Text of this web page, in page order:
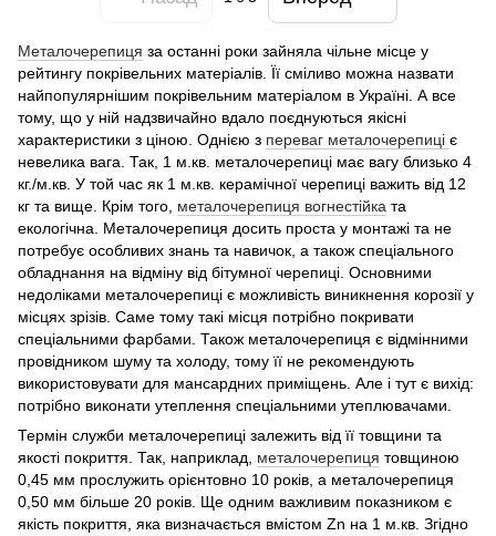
Металочерепиця за останні роки зайняла чільне місце у
рейтингу покрівельних матеріалів. Її сміливо можна назвати
найпопулярнішим покрівельним матеріалом в Україні. А все
тому, що у ній надзвичайно вдало поєднуються якісні
характеристики з ціною. Однією з переваг металочерепиці є
невелика вага. Так, 1 м.кв. металочерепиці має вагу близько 4
кг./м.кв. У той час як 1 м.кв. керамічної черепиці важить від 12
кг та вище. Крім того, металочерепиця вогнестійка та
екологічна. Металочерепиця досить проста у монтажі та не
потребує особливих знань та навичок, а також спеціального
обладнання на відміну від бітумної черепиці. Основними
недоліками металочерепиці є можливість виникнення корозії у
місцях зрізів. Саме тому такі місця потрібно покривати
спеціальними фарбами. Також металочерепиця є відмінними
провідником шуму та холоду, тому її не рекомендують
використовувати для мансардних приміщень. Але і тут є вихід:
потрібно виконати утеплення спеціальними утеплювачами.
Термін служби металочерепиці залежить від її товщини та
якості покриття. Так, наприклад, металочерепиця товщиною
0,45 мм прослужить орієнтовно 10 років, а металочерепиця
0,50 мм більше 20 років. Ще одним важливим показником є
якість покриття, яка визначається вмістом Zn на 1 м.кв. Згідно